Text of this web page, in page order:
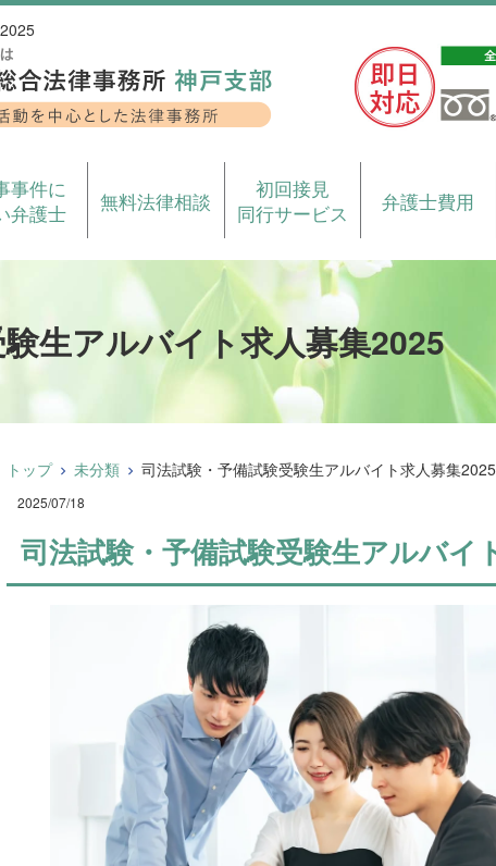
事件に
弁護士
無料法律相談
初回接見
同行サービス
弁護士費用
生アルバイト求人募集2025
トップ 未分類 司法試験・予備試験受験生アルバイト求人募集2025
2025/07/18
司法試験・予備試験受験生アルバイ